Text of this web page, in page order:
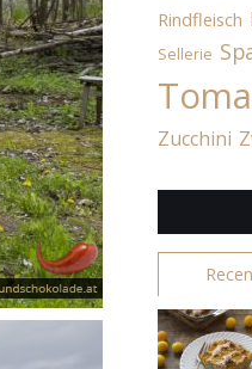
Rindfleisch
Sellerie
Zucchini